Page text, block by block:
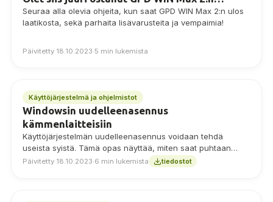
Seuraa alla olevia ohjeita, kun saat GPD WIN Max 2:n ulos
laatikosta, sekä parhaita lisävarusteita ja vempaimia!
Päivitetty 18.10.2023·5 min lukemista
Käyttöjärjestelmä ja ohjelmistot
Windowsin uudelleenasennus
kämmenlaitteisiin
Käyttöjärjestelmän uudelleenasennus voidaan tehdä
useista syistä. Tämä opas näyttää, miten saat puhtaan
asennuksen käyntiin riippumatta siitä, onko jokin mennyt
Päivitetty 18.10.2023·6 min lukemista tiedostot